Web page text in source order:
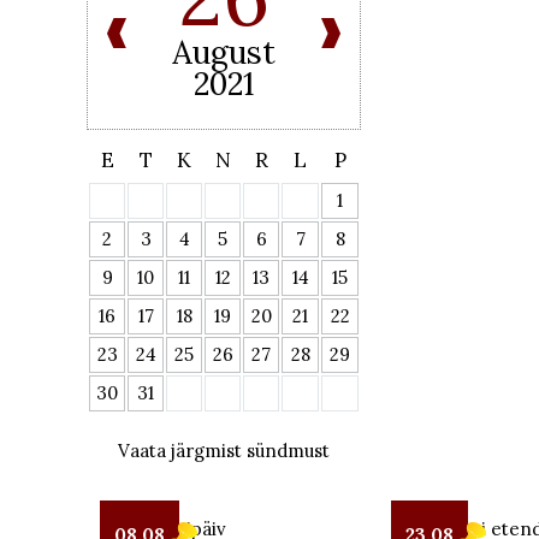
August
2021
E T K N R L P
1
2
3 4 5 6 7
8
9
10 11 12 13 14
15
16
17 18 19 20 21
22
23
24 25 26 27 28
29
30
31
Vaata järgmist sündmust
Seto Kostipäiv
OUT teatri